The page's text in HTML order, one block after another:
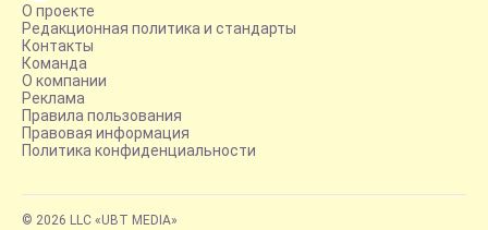
О проекте
Редакционная политика и стандарты
Контакты
Команда
О компании
Реклама
Правила пользования
Правовая информация
Политика конфиденциальности
© 2026 LLC «UBT MEDIA»